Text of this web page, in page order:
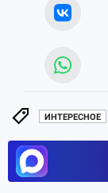
ИНТЕРЕСНОЕ